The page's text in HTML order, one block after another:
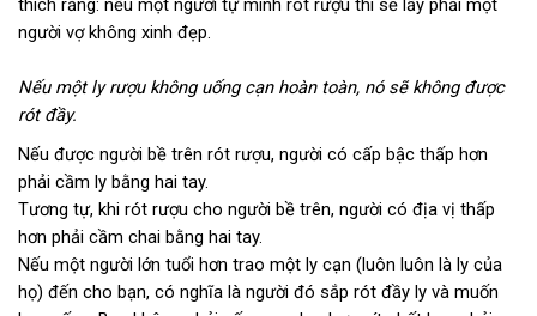
thích rằng: nếu một người tự mình rót rượu thì sẽ lấy phải một
người vợ không xinh đẹp.
Nếu một ly rượu không uống cạn hoàn toàn, nó sẽ không được
rót đầy.
Nếu được người bề trên rót rượu, người có cấp bậc thấp hơn
phải cầm ly bằng hai tay.
Tương tự, khi rót rượu cho người bề trên, người có địa vị thấp
hơn phải cầm chai bằng hai tay.
Nếu một người lớn tuổi hơn trao một ly cạn (luôn luôn là ly của
họ) đến cho bạn, có nghĩa là người đó sắp rót đầy ly và muốn